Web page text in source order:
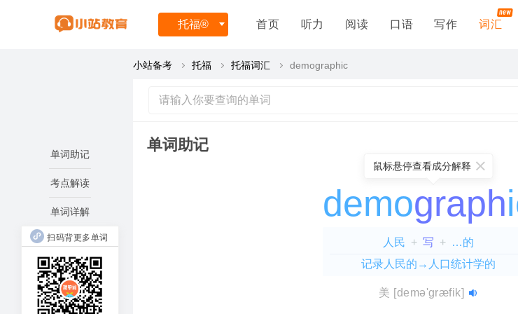
托福® 首页 听力 阅读 口语 写作 词汇
小站备考 托福 托福词汇 demographic
单词助记
考点解读
单词详解
扫码背更多单词
单词助记
鼠标悬停查看成分解释
demograph
人民 + 写
地理的
+ …的
记录人民的→人口统计学的
美 [demə'græfik]